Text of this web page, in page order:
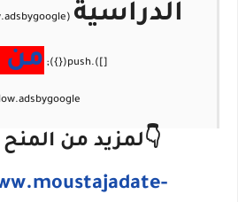
الدراسية
من
👇لمزيد من